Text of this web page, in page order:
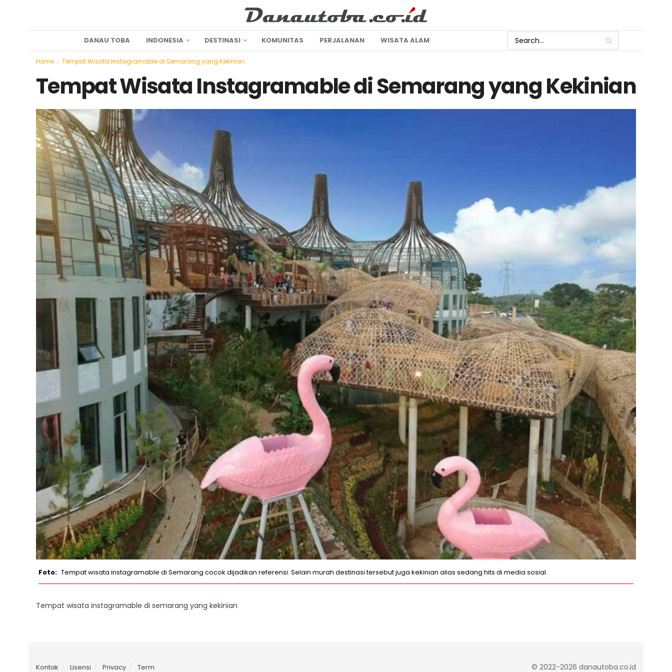
DANAU TOBA INDONESIA DESTINASI KOMUNITAS PERJALANAN WISATA ALAM
Home Tempat Wisata Instagramable di Semarang yang Kekinian
Tempat Wisata Instagramable di Semarang yang Kekinian
Tempat wisata instagramable di Semarang cocok dijadikan referensi. Selain murah destinasi tersebut juga kekinian alias sedang hits di media sosial.
Tempat wisata instagramable di semarang yang kekinian
Kontak Lisensi Privacy Term © 2022-2026 danautoba.co.id